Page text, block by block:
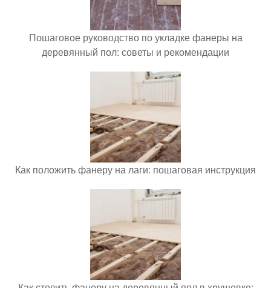
Пошаговое руководство по укладке фанеры на
деревянный пол: советы и рекомендации
Как положить фанеру на лаги: пошаговая инструкция